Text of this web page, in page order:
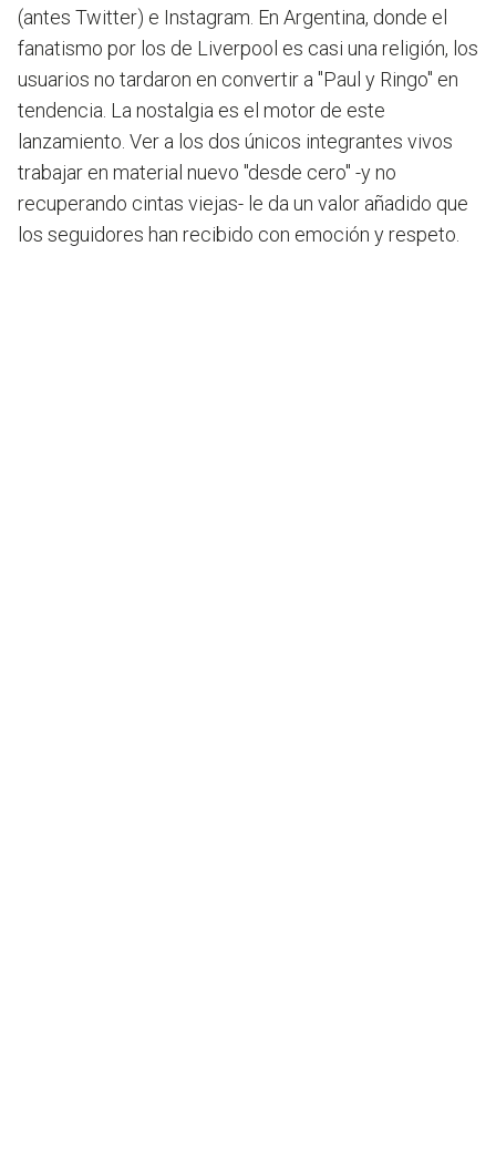
(antes Twitter) e Instagram. En Argentina, donde el
fanatismo por los de Liverpool es casi una religión, los
usuarios no tardaron en convertir a "Paul y Ringo" en
tendencia. La nostalgia es el motor de este
lanzamiento. Ver a los dos únicos integrantes vivos
trabajar en material nuevo "desde cero" -y no
recuperando cintas viejas- le da un valor añadido que
los seguidores han recibido con emoción y respeto.